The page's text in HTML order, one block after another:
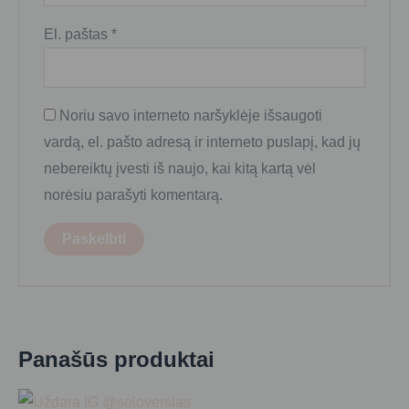
El. paštas *
Noriu savo interneto naršyklėje išsaugoti
vardą, el. pašto adresą ir interneto puslapį, kad jų
nebereiktų įvesti iš naujo, kai kitą kartą vėl
norėsiu parašyti komentarą.
Panašūs produktai